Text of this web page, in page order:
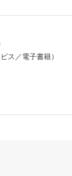
ス／電子書籍）